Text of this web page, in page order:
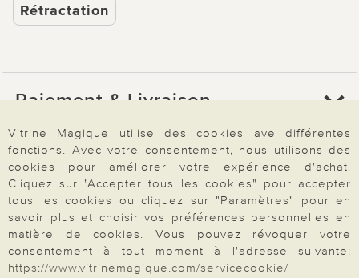
Rétractation
Paiement & Livraison
À propos de nous
Besoin d'aide?
Mentions légales|CGV|Données & liberté|Vie privée & cookies
Vitrine Magique utilise des cookies ave différentes
fonctions. Avec votre consentement, nous utilisons des
cookies pour améliorer votre expérience d'achat.
Cliquez sur "Accepter tous les cookies" pour accepter
tous les cookies ou cliquez sur "Paramètres" pour en
savoir plus et choisir vos préférences personnelles en
matière de cookies. Vous pouvez révoquer votre
consentement à tout moment à l'adresse suivante:
https://www.vitrinemagique.com/servicecookie/